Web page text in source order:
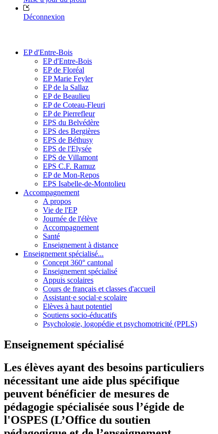
Déconnexion
EP d'Entre-Bois
EP d'Entre-Bois
EP de Floréal
EP Marie Feyler
EP de la Sallaz
EP de Beaulieu
EP de Coteau-Fleuri
EP de Pierrefleur
EPS du Belvédère
EPS des Bergières
EPS de Béthusy
EPS de l'Elysée
EPS de Villamont
EPS C.F. Ramuz
EP de Mon-Repos
EPS Isabelle-de-Montolieu
Accompagnement
A propos
Vie de l'EP
Journée de l'élève
Accompagnement
Santé
Enseignement à distance
Enseignement spécialisé...
Concept 360° cantonal
Enseignement spécialisé
Appuis scolaires
Cours de français et classes d'accueil
Assistant·e social·e scolaire
Elèves à haut potentiel
Soutiens socio-éducatifs
Psychologie, logopédie et psychomotricité (PPLS)
Enseignement spécialisé
Les élèves ayant des besoins particuliers
nécessitant une aide plus spécifique
peuvent bénéficier de mesures de
pédagogie spécialisée sous l’égide de
l'OSPES (L’Office du soutien